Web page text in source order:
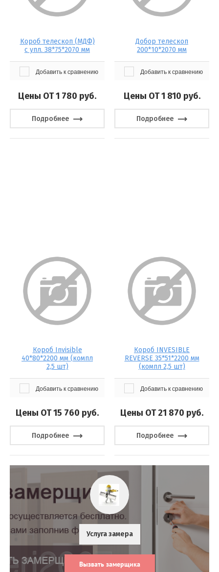
Короб телескоп (МДФ)
с упл. 38*75*2070 мм
Добавить к сравнению
Цены ОТ 1 780 руб.
Подробнее
Добор телескоп
200*10*2070 мм
Добавить к сравнению
Цены ОТ 1 810 руб.
Подробнее
Короб Invisible
40*80*2200 мм (компл
2,5 шт)
Добавить к сравнению
Цены ОТ 15 760 руб.
Подробнее
Короб INVESIBLE
REVERSE 35*51*2200 мм
(компл 2,5 шт)
Добавить к сравнению
Цены ОТ 21 870 руб.
Подробнее
Услуга замера
Вызвать замерщика